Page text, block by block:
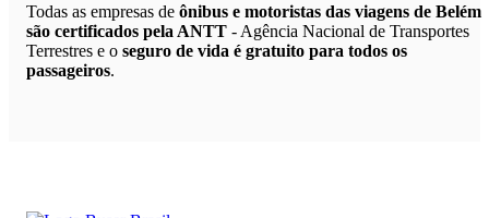
Todas as empresas de ônibus e motoristas das viagens de Belém
são certificados pela ANTT - Agência Nacional de Transportes
Terrestres e o seguro de vida é gratuito para todos os
passageiros.